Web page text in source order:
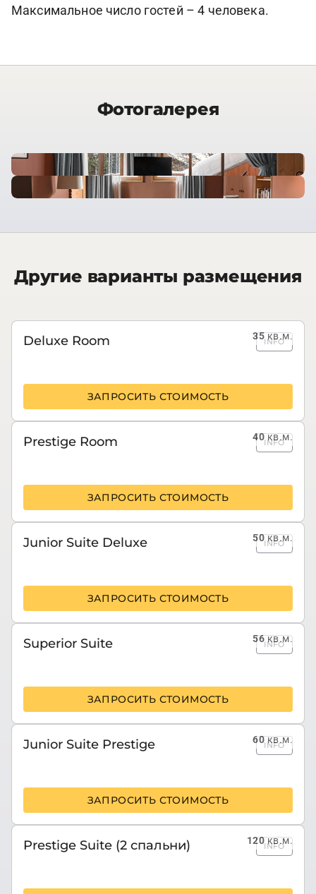
Максимальное число гостей – 4 человека.
Фотогалерея
Другие варианты размещения
35кв.м.
Deluxe Room INFO
ЗАПРОСИТЬ СТОИМОСТЬ
40кв.м.
Prestige Room INFO
ЗАПРОСИТЬ СТОИМОСТЬ
50кв.м.
Junior Suite Deluxe INFO
ЗАПРОСИТЬ СТОИМОСТЬ
56кв.м.
Superior Suite INFO
ЗАПРОСИТЬ СТОИМОСТЬ
60кв.м.
Junior Suite Prestige INFO
ЗАПРОСИТЬ СТОИМОСТЬ
120кв.м.
Prestige Suite (2 спальни) INFO